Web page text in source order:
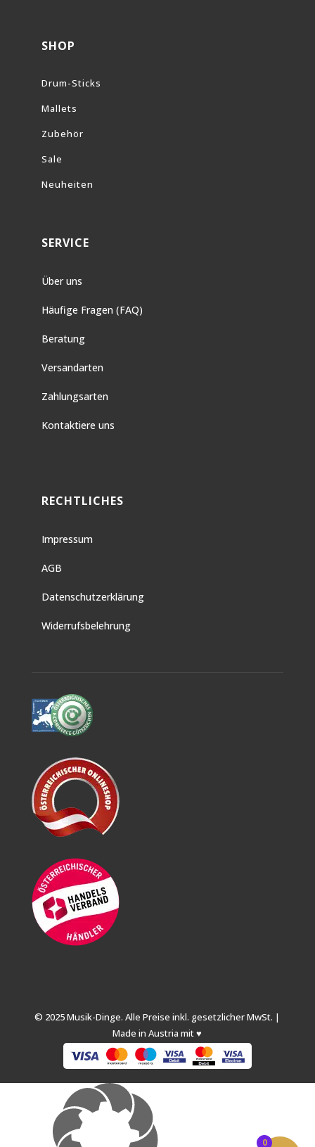
SHOP
Drum-Sticks
Mallets
Zubehör
Sale
Neuheiten
SERVICE
Über uns
Häufige Fragen (FAQ)
Beratung
Versandarten
Zahlungsarten
Kontaktiere uns
RECHTLICHES
Impressum
AGB
Datenschutzerklärung
Widerrufsbelehrung
© 2025 Musik-Dinge. Alle Preise inkl. gesetzlicher MwSt. |
Made in Austria mit ♥
0